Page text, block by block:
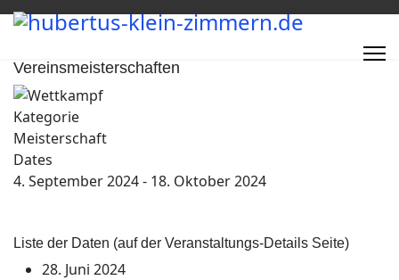
Vereinsmeisterschaften
Kategorie
Meisterschaft
Dates
4. September 2024- 18. Oktober 2024
Liste der Daten (auf der Veranstaltungs-Details Seite)
28. Juni 2024